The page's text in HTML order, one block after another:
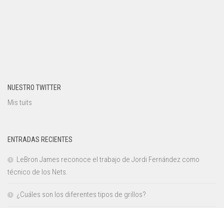
NUESTRO TWITTER
Mis tuits
ENTRADAS RECIENTES
LeBron James reconoce el trabajo de Jordi Fernández como
técnico de los Nets.
¿Cuáles son los diferentes tipos de grillos?